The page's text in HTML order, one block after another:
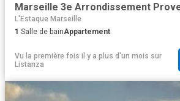
L'Estaque Marseille
1 Salle de bainAppartement
Vu la première fois il y a plus d'un mois sur
Listanza